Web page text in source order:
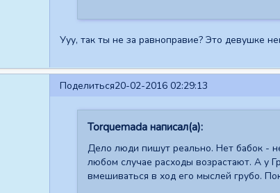
Ууу, так ты не за равноправие? Это девушке
Поделиться20-02-2016 02:29:13
Torquemada написал(а):
Дело люди пишут реально. Нет бабок -
любом случае расходы возрастают. А у
вмешиваться в ход его мыслей грубо.